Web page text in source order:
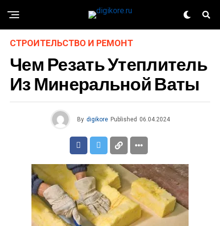
СТРОИТЕЛЬСТВО И РЕМОНТ
Чем Резать Утеплитель
Из Минеральной Ваты
By digikore Published 06.04.2024